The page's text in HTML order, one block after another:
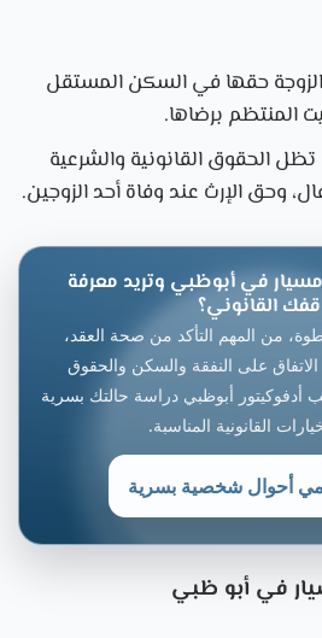
حقها في السكن المستقل
المنتظم برضاها.
تظل الحقوق القانونية والشرعية
وحق الإرث عند وفاة أحد الزوجين.
في أبوظبي وتريد معرفة
القانوني؟
من المهم التأكد من صحة العقد،
على النفقة والسكن والحقوق
أدفوكيتور أبوظبي دراسة حالتك بسرية
القانونية المناسبة.
أحوال شخصية بسرية
في أبو ظبي